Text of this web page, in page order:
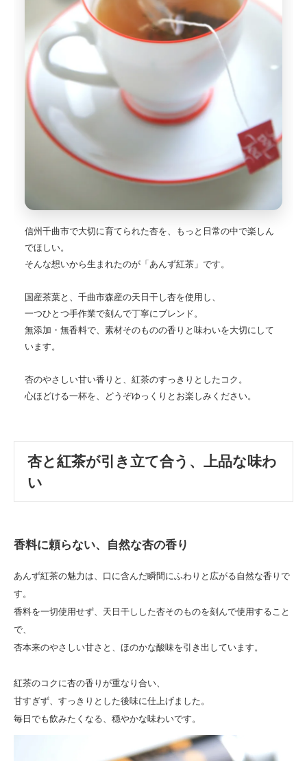
信州千曲市で大切に育てられた杏を、もっと日常の中で楽しん
でほしい。
そんな想いから生まれたのが「あんず紅茶」です。
国産茶葉と、千曲市森産の天日干し杏を使用し、
一つひとつ手作業で刻んで丁寧にブレンド。
無添加・無香料で、素材そのものの香りと味わいを大切にして
います。
杏のやさしい甘い香りと、紅茶のすっきりとしたコク。
心ほどける一杯を、どうぞゆっくりとお楽しみください。
杏と紅茶が引き立て合う、上品な味わ
い
香料に頼らない、自然な杏の香り
あんず紅茶の魅力は、口に含んだ瞬間にふわりと広がる自然な香りで
す。
香料を一切使用せず、天日干しした杏そのものを刻んで使用すること
で、
杏本来のやさしい甘さと、ほのかな酸味を引き出しています。
紅茶のコクに杏の香りが重なり合い、
甘すぎず、すっきりとした後味に仕上げました。
毎日でも飲みたくなる、穏やかな味わいです。